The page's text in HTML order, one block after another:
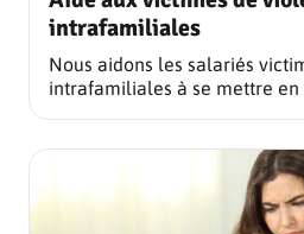
intrafamiliales
Nous aidons les salariés
intrafamiliales à se mettre en